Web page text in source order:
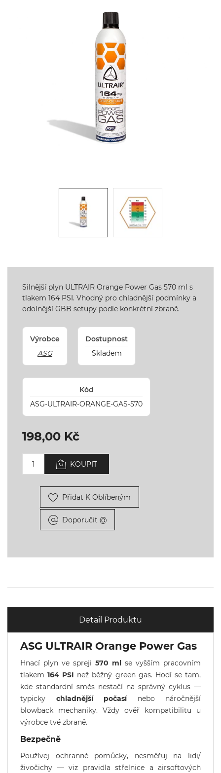
Silnější plyn ULTRAIR Orange Power Gas 570 ml s
tlakem 164 PSI. Vhodný pro chladnější podmínky a
odolnější GBB setupy podle konkrétní zbraně.
Výrobce
ASG
Dostupnost
Skladem
Kód
ASG-ULTRAIR-ORANGE-GAS-570
198,00 Kč
KOUPIT
Přidat K Oblíbeným
Doporučit @
Detail Produktu
ASG ULTRAIR Orange Power Gas
Hnací plyn ve spreji 570 ml se vyšším pracovním
tlakem164 PSI než běžný green gas. Hodí se tam,
kde standardní směs nestačí na správný cyklus —
typicky chladnější počasínebo náročnější
blowback mechaniky. Vždy ověř kompatibilitu u
výrobce tvé zbraně.
Bezpečně
Používej ochranné pomůcky, nesměřuj na lidi/
živočichy — viz pravidla střelnice a airsoftových